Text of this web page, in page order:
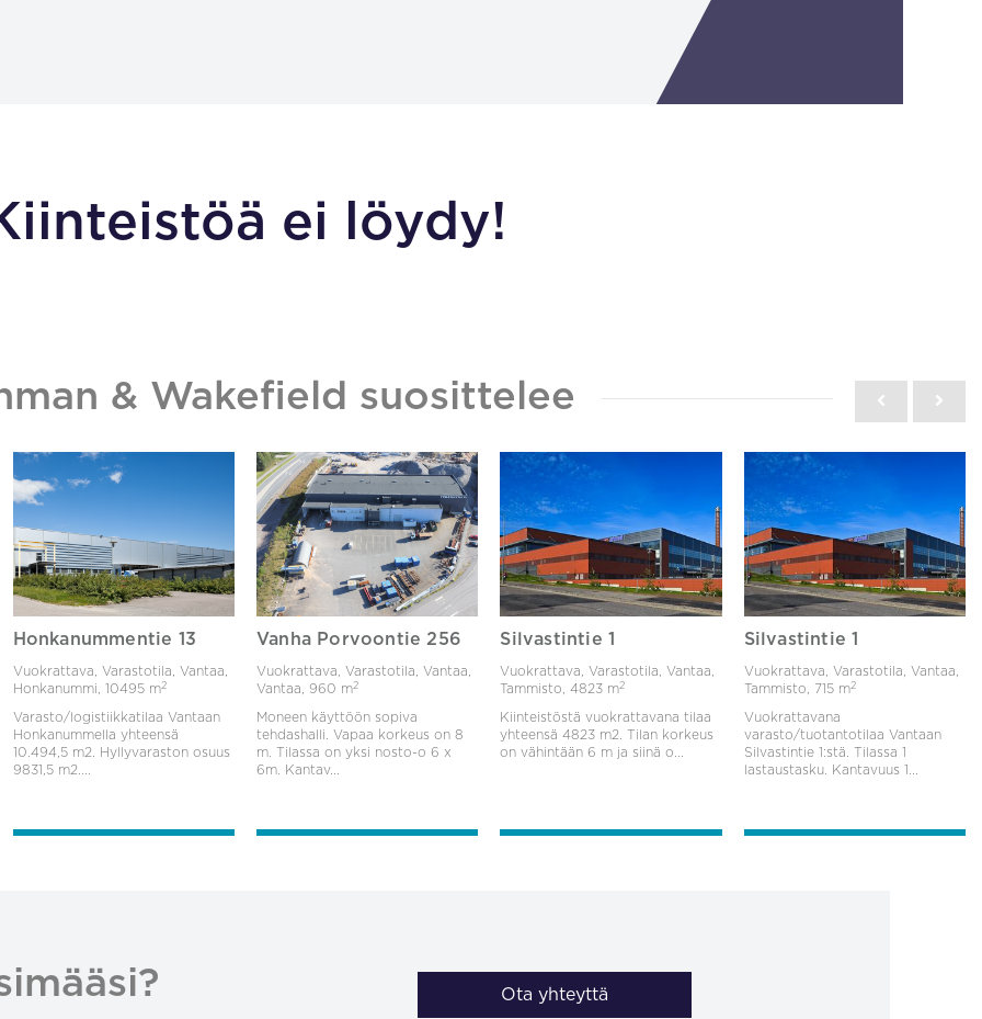
ei löydy!
& Wakefield suosittelee
Honkanummentie 13
Vuokrattava, Varastotila, Vantaa,
Honkanummi, 10495 m2
Varasto/logistiikkatilaa Vantaan
Honkanummella yhteensä
10.494,5 m2. Hyllyvaraston osuus
9831,5 m2....
Vanha Porvoontie 256
Vuokrattava, Varastotila, Vantaa,
Vantaa, 960 m2
Moneen käyttöön sopiva
tehdashalli. Vapaa korkeus on 8
m. Tilassa on yksi nosto-o 6 x
6m. Kantav...
Silvastintie 1
Vuokrattava, Varastotila, Vantaa,
Tammisto,4823 m2
Kiinteistöstä vuokrattavana tilaa
yhteensä 4823 m2. Tilan korkeus
on vähintään 6 m ja siinä o...
Silvastintie 1
Vuokrattava, Varastotila, Vantaa,
Tammisto,
715 m2
Vuokrattavana
varasto/tuotantotilaa Vantaan
Silvastintie 1:stä. Tilassa 1
lastaustasku. Kantavuus 1...
Ota yhteyttä